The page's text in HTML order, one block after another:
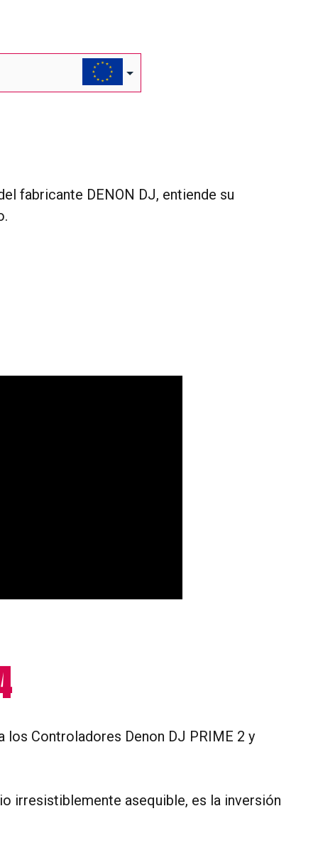
fabricante DENON DJ, entiende su
Controladores Denon DJ PRIME 2 y
irresistiblemente asequible, es la inversión